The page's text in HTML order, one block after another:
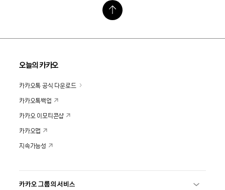
오늘의 카카오
카카오톡 공식 다운로드
카카오톡백업
카카오 이모티콘샵
카카오맵
지속가능성
카카오 그룹의 서비스